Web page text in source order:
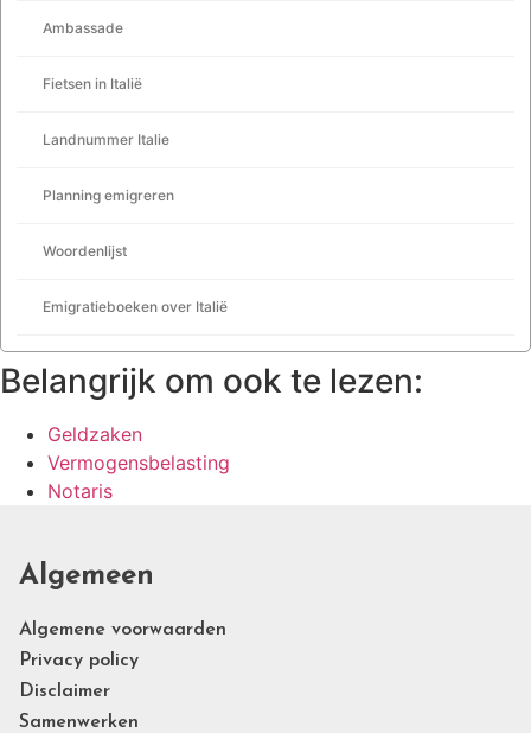
Ambassade
Fietsen in Italië
Landnummer Italie
Planning emigreren
Woordenlijst
Emigratieboeken over Italië
Belangrijk om ook te lezen:
Geldzaken
Vermogensbelasting
Notaris
Algemeen
Algemene voorwaarden
Privacy policy
Disclaimer
Samenwerken